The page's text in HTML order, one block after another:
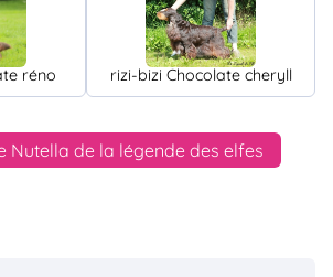
réno rizi-bizi Chocolate cheryll
Nutella de la légende des elfes